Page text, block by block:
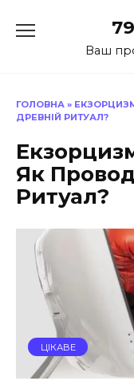
до
Ваш
ГОЛОВНА »
ДРЕВНІЙ РИТУАЛ?
Як
Ритуал?
ЦІКАВЕ